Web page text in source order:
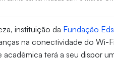
instituição da Fundação
na conectividade do Wi-
acadêmica terá a seu dispor